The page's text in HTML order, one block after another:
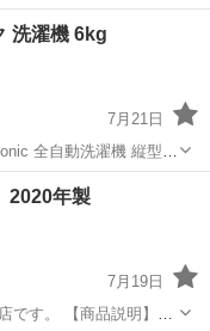
テンレス槽
㎝ 奥行...
洗濯機 6kg
7月21日
ております。 ...
パナソニック
年製
7月19日
品説明】